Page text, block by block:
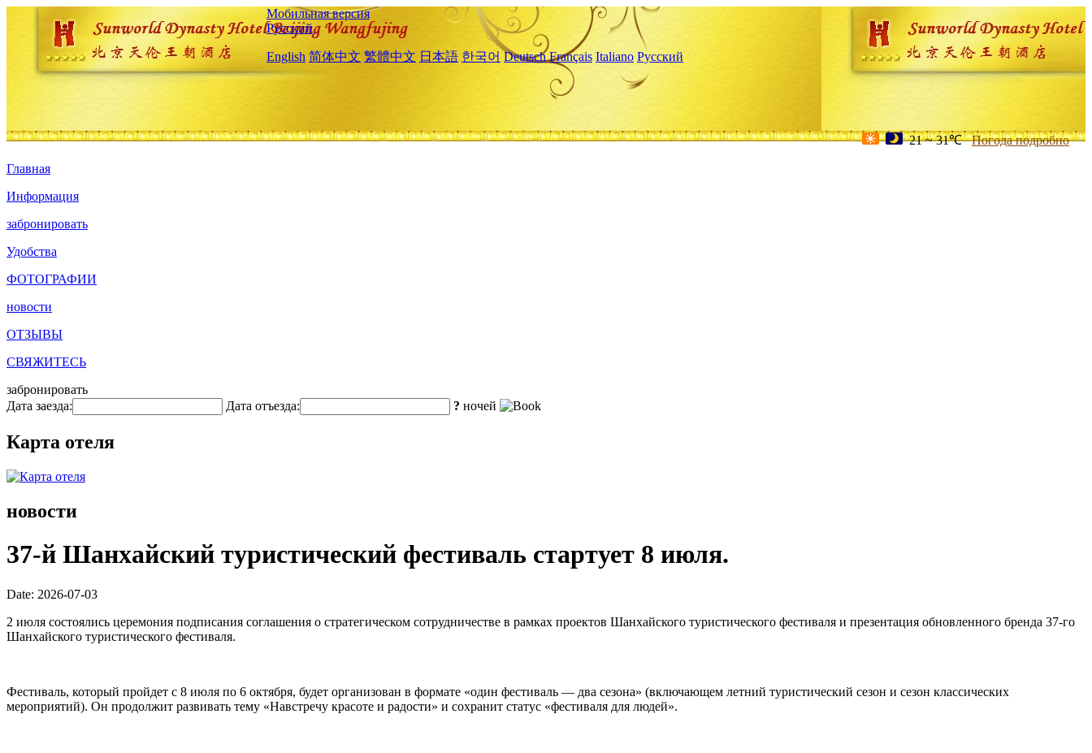
Мобильная версия
Русский
English 简体中文 繁體中文 日本語 한국어 Deutsch Français Italiano Русский
21 ~ 31℃ Погода подробно
Главная
Информация
забронировать
Удобства
ФОТОГРАФИИ
новости
ОТЗЫВЫ
СВЯЖИТЕСЬ
забронировать
Дата заезда:
Дата отъезда: ? ночей
Карта отеля
новости
37-й Шанхайский туристический фестиваль стартует 8 июля.
Date: 2026-07-03
2 июля состоялись церемония подписания соглашения о стратегическом сотрудничестве в рамках проектов Шанхайского туристического фестиваля и презентация обновленного бренда 37-го
Шанхайского туристического фестиваля.
Фестиваль, который пройдет с 8 июля по 6 октября, будет организован в формате «один фестиваль — два сезона» (включающем летний туристический сезон и сезон классических
мероприятий). Он продолжит развивать тему «Навстречу красоте и радости» и сохранит статус «фестиваля для людей».